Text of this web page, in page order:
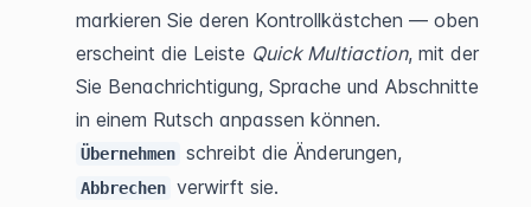
markieren Sie deren Kontrollkästchen — oben
erscheint die Leiste Quick Multiaction, mit der
Sie Benachrichtigung, Sprache und Abschnitte
Übernehmen
Abbrechen verwirft sie.